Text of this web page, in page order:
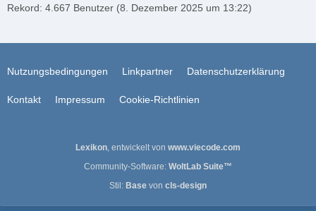
Rekord: 4.667 Benutzer (8. Dezember 2025 um 13:22)
Nutzungsbedingungen Linkpartner Datenschutzerklärung
Kontakt Impressum Cookie-Richtlinien
Lexikon, entwickelt von www.viecode.com
Community-Software: WoltLab Suite™
Stil: Base von cls-design